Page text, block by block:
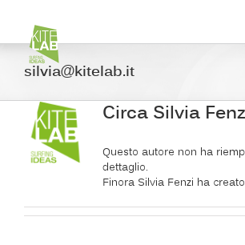
contenuto
silvia@kitelab.it
Circa Silvia
Questo autore non ha
dettaglio.
Finora Silvia Fenzi ha